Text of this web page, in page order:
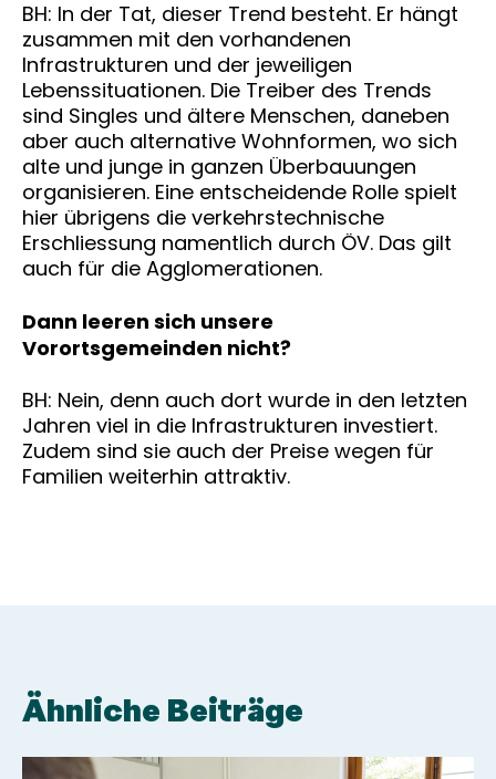
BH: In der Tat, dieser Trend besteht. Er hängt
zusammen mit den vorhandenen
Infrastrukturen und der jeweiligen
Lebenssituationen. Die Treiber des Trends
sind Singles und ältere Menschen, daneben
aber auch alternative Wohnformen, wo sich
alte und junge in ganzen Überbauungen
organisieren. Eine entscheidende Rolle spielt
hier übrigens die verkehrstechnische
Erschliessung namentlich durch ÖV. Das gilt
auch für die Agglomerationen.
Dann leeren sich unsere
Vorortsgemeinden nicht?
BH: Nein, denn auch dort wurde in den letzten
Jahren viel in die Infrastrukturen investiert.
Zudem sind sie auch der Preise wegen für
Familien weiterhin attraktiv.
Ähnliche Beiträge